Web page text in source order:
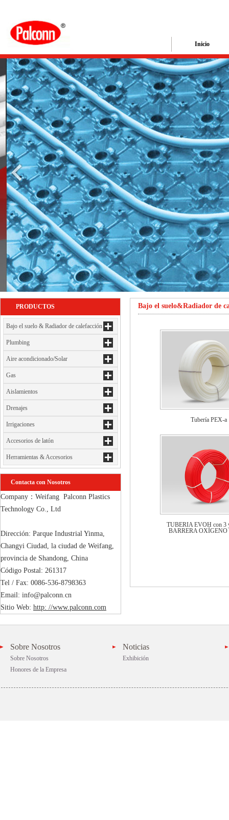
Inicio
PRODUCTOS
Bajo el suelo & Radiador de calefacción
Plumbing
Aire acondicionado/Solar
Gas
Aislamientos
Drenajes
Irrigaciones
Accesorios de latón
Herramientas & Accesorios
Contacta con Nosotros
Company：Weifang  Palconn Plastics
Technology Co., Ltd
Dirección: Parque Industrial Yinma,
Changyi Ciudad, la ciudad de Weifang,
provincia de Shandong, China
Código Postal: 261317
Tel / Fax: 0086-536-8798363
Email: info@palconn.cn
Sitio Web: http: //www.palconn.com
Bajo el suelo&Radiador de
Tubería PEX-a
TUBERIA EVOH con 3
BARRERA OXÍGENO
Sobre Nosotros
Sobre Nosotros
Honores de la Empresa
Noticias
Exhibición